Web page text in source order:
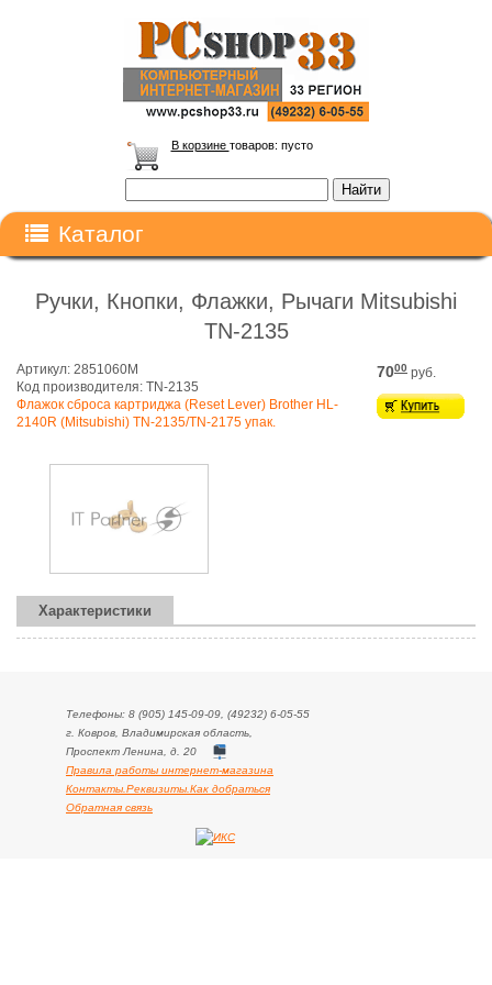
В корзине товаров: пусто
Каталог
Ручки, Кнопки, Флажки, Рычаги Mitsubishi
TN-2135
Артикул: 2851060M
Код производителя: TN-2135
Флажок сброса картриджа (Reset Lever) Brother HL-
2140R (Mitsubishi) TN-2135/TN-2175 упак.
7000 руб.
Характеристики
Телефоны: 8 (905) 145-09-09, (49232) 6-05-55
г. Ковров, Владимирская область,
Проспект Ленина, д. 20
Правила работы интернет-магазина
Контакты.Реквизиты.Как добраться
Обратная связь